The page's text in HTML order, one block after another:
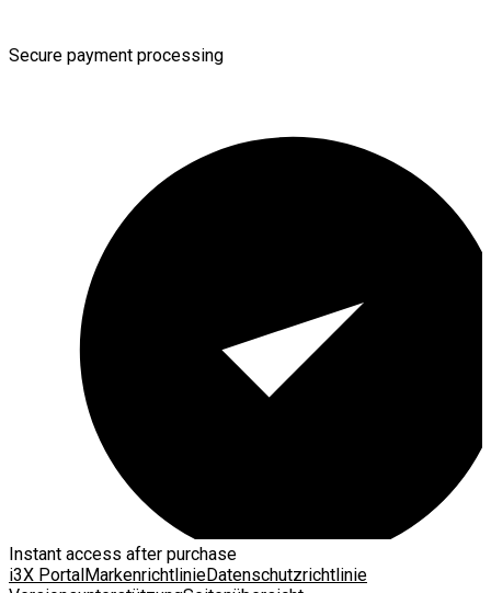
Secure payment processing
Instant access after purchase
i3X PortalMarkenrichtlinieDatenschutzrichtlinie